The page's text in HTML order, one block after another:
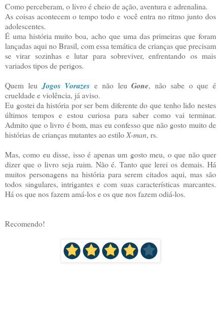
Como perceberam, o livro é cheio de ação, aventura e adrenalina.
As coisas acontecem o tempo todo e você entra no ritmo junto dos
adolescentes.
É uma história muito boa, acho que uma das primeiras que foram
lançadas aqui no Brasil, com essa temática de crianças que precisam
se virar sozinhas e lutar para sobreviver, enfrentando os mais
variados tipos de perigos.
Quem leu Jogos Vorazes e não leuGone, não sabe o que é
crueldade e violência, já aviso.
Eu gostei da história por ser bem diferente do que tenho lido nestes
últimos tempos e estou curiosa para saber como vai terminar.
Admito que o livro é bom, mas eu confesso que não gosto muito de
histórias de crianças mutantes ao estilo X-man, rs.
Mas, como eu disse, isso é apenas um gosto meu, o que não quer
dizer que o livro seja ruim. Não é. Tanto que lerei os demais. Há
muitos personagens na história para serem citados aqui, mas são
todos singulares, intrigantes e com suas características marcantes.
Há os que nos fazem amá-los e os que nos fazem odiá-los.
Recomendo!